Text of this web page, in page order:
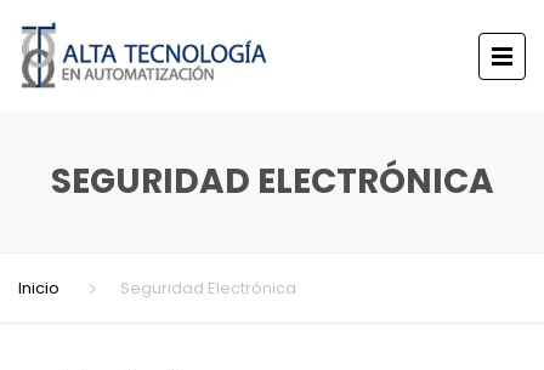
SEGURIDAD ELECTRÓNICA
Inicio Seguridad Electrónica